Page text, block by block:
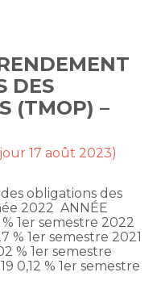
DES
(TMOP) –
jour 17 août 2023)
obligations des
2022 ANNÉE
1er semestre 2022
% 1er semestre 2021
% 1er semestre
0,12 % 1er semestre